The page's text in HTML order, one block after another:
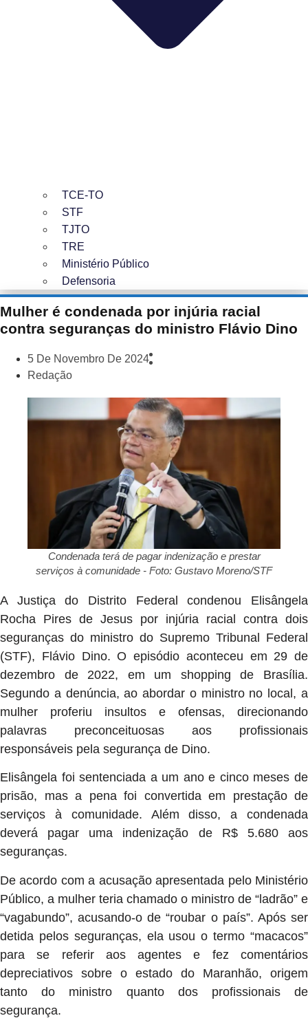
TCE-TO
STF
TJTO
TRE
Ministério Público
Defensoria
Mulher é condenada por injúria racial
contra seguranças do ministro Flávio Dino
5 De Novembro De 2024
Redação
Condenada terá de pagar indenização e prestar
serviços à comunidade - Foto: Gustavo Moreno/STF
A Justiça do Distrito Federal condenou Elisângela
Rocha Pires de Jesus por injúria racial contra dois
seguranças do ministro do Supremo Tribunal Federal
(STF), Flávio Dino. O episódio aconteceu em 29 de
dezembro de 2022, em um shopping de Brasília.
Segundo a denúncia, ao abordar o ministro no local, a
mulher proferiu insultos e ofensas, direcionando
palavras preconceituosas aos profissionais
responsáveis pela segurança de Dino.
Elisângela foi sentenciada a um ano e cinco meses de
prisão, mas a pena foi convertida em prestação de
serviços à comunidade. Além disso, a condenada
deverá pagar uma indenização de R$ 5.680 aos
seguranças.
De acordo com a acusação apresentada pelo Ministério
Público, a mulher teria chamado o ministro de “ladrão” e
“vagabundo”, acusando-o de “roubar o país”. Após ser
detida pelos seguranças, ela usou o termo “macacos”
para se referir aos agentes e fez comentários
depreciativos sobre o estado do Maranhão, origem
tanto do ministro quanto dos profissionais de
segurança.